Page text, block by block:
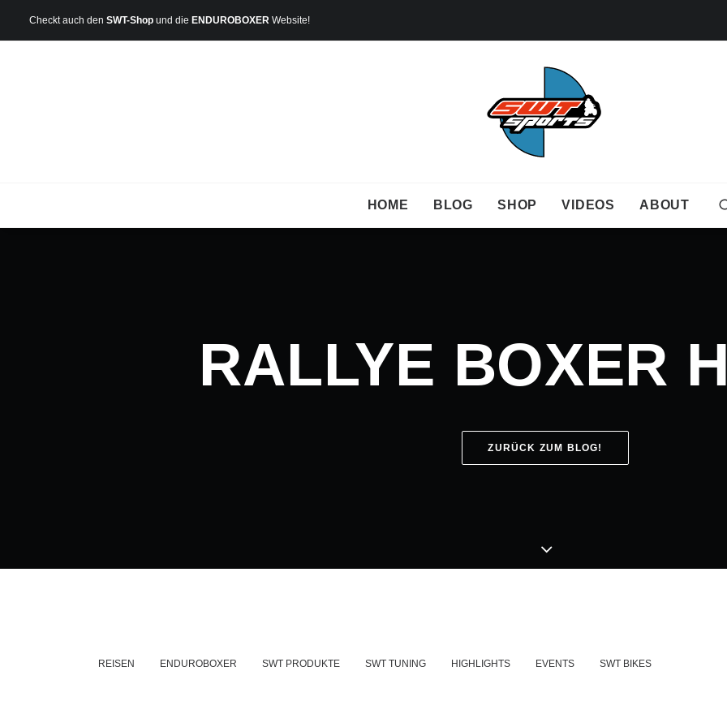
Checkt auch den SWT-Shop und die ENDUROBOXER Website!
HOME BLOG SHOP VIDEOS ABOUT
RALLYE BOXER
ZURÜCK ZUM BLOG!
REISEN ENDUROBOXER SWT PRODUKTE SWT TUNING HIGHLIGHTS EVENTS SWT BIKES